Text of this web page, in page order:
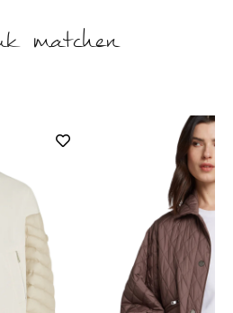
matchen